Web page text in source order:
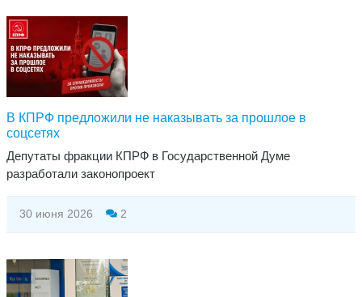
В КПРФ предложили не наказывать за прошлое в
соцсетях
Депутаты фракции КПРФ в Государственной Думе
разработали законопроект
30 июня 2026 2